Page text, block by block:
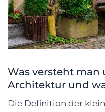
Was versteht man
Architektur und
Die Definition der